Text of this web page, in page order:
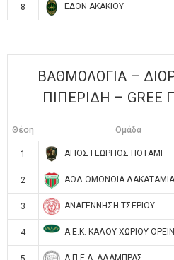
8 ΕΔΟΝ ΑΚΑΚΙΟΥ
ΒΑΘΜΟΛΟΓΙΑ –
ΠΙΠΕΡΙΔΗ – GREE
Θέση Ομάδα
1 ΑΓΙΟΣ ΓΕΩΡΓΙΟΣ ΠΟΤΑΜΙ
2 ΑΟΛ ΟΜΟΝΟΙΑ
3 ΑΝΑΓΕΝΝΗΣΗ ΤΣΕΡΙΟΥ
4 Α.Ε.Κ. ΚΑΛΟΥ ΧΩΡΙΟΥ
Α.Π.Ε.Α. ΑΛΑΜΠΡΑΣ